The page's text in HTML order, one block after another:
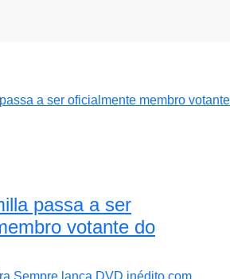
passa a ser
votante do